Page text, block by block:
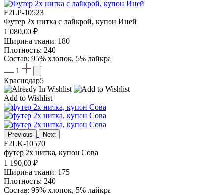
F2LP-10523
Футер 2х нитка с лайкрой, купон Иней
1 080,00 ₽
Ширина ткани: 180
Плотность: 240
Состав: 95% хлопок, 5% лайкра
1
Краснодар5
Add to Wishlist
Previous Next
F2LK-10570
футер 2х нитка, купон Сова
1 190,00 ₽
Ширина ткани: 175
Плотность: 240
Состав: 95% хлопок, 5% лайкра